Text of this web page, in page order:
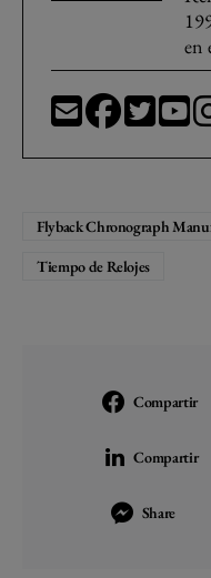
en
Flyback Chronograph
Tiempo de Relojes
Compartir
Compartir
Share